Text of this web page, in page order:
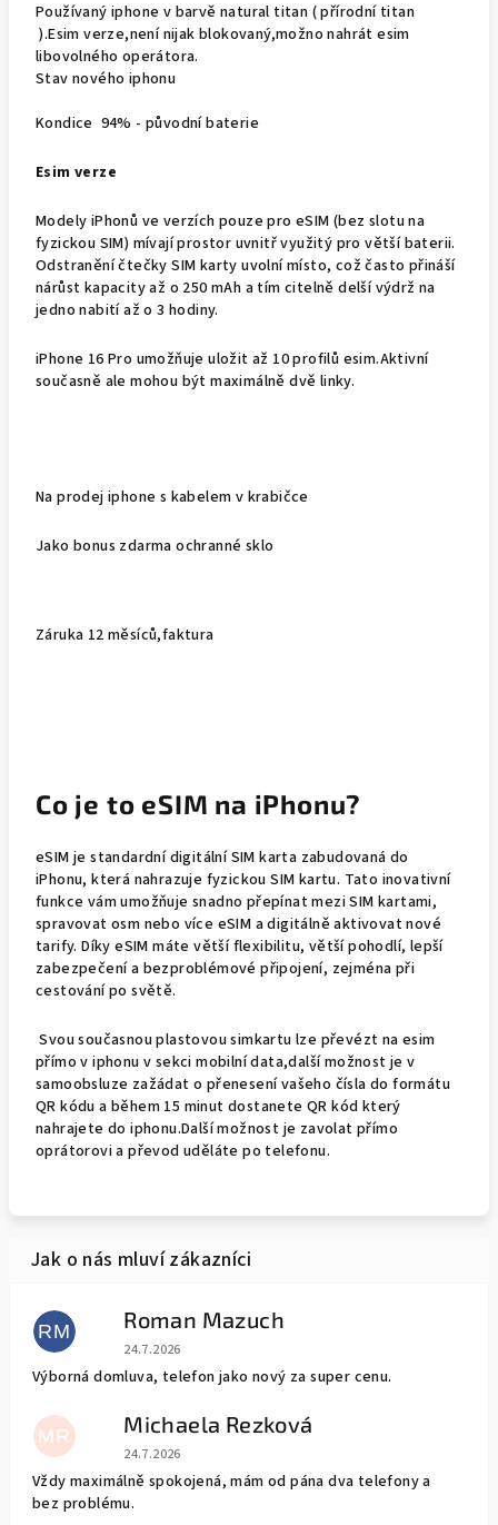
Používaný iphone v barvě natural titan ( přírodní titan
).Esim verze,není nijak blokovaný,možno nahrát esim
libovolného operátora.
Stav nového iphonu
Kondice 94% - původní baterie
Esim verze
Modely iPhonů ve verzích pouze pro eSIM (bez slotu na
fyzickou SIM) mívají prostor uvnitř využitý provětší baterii.
Odstranění čtečky SIM karty uvolní místo, což často přináší
nárůst kapacity až o 250 mAh a tím citelně delší výdrž na
jedno nabití až o 3 hodiny.
iPhone 16 Pro umožňuje uložit až 10 profilů esim.Aktivní
současně ale mohou být maximálnědvě linky.
Na prodej iphone s kabelem v krabičce
Jako bonus zdarma ochranné sklo
Záruka 12 měsíců,faktura
Co je to eSIM na iPhonu?
eSIM je standardní digitální SIM karta zabudovaná do
iPhonu, která nahrazuje fyzickou SIM kartu. Tato inovativní
funkce vám umožňuje snadno přepínat mezi SIM kartami,
spravovat osm nebo více eSIM a digitálně aktivovat nové
tarify. Díky eSIM máte větší flexibilitu, větší pohodlí, lepší
zabezpečení a bezproblémové připojení, zejména při
cestování po světě.
Svou současnou plastovou simkartu lze převézt na esim
přímo v iphonu v sekci mobilní data,další možnost je v
samoobsluze zažádat o přenesení vašeho čísla do formátu
QR kódu a během 15 minut dostanete QR kód který
nahrajete do iphonu.Další možnost je zavolat přímo
oprátorovi a převod uděláte po telefonu.
RM Roman Mazuch
Hodnocení obchodu je 5 z 5 hvězdiček.
24.7.2026
Výborná domluva, telefon jako nový za super cenu.
MR Michaela Rezková
Hodnocení obchodu je 5 z 5 hvězdiček.
24.7.2026
Vždy maximálně spokojená, mám od pána dva telefony a
bez problému.